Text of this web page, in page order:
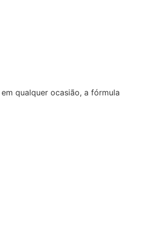
qualquer ocasião, a fórmula